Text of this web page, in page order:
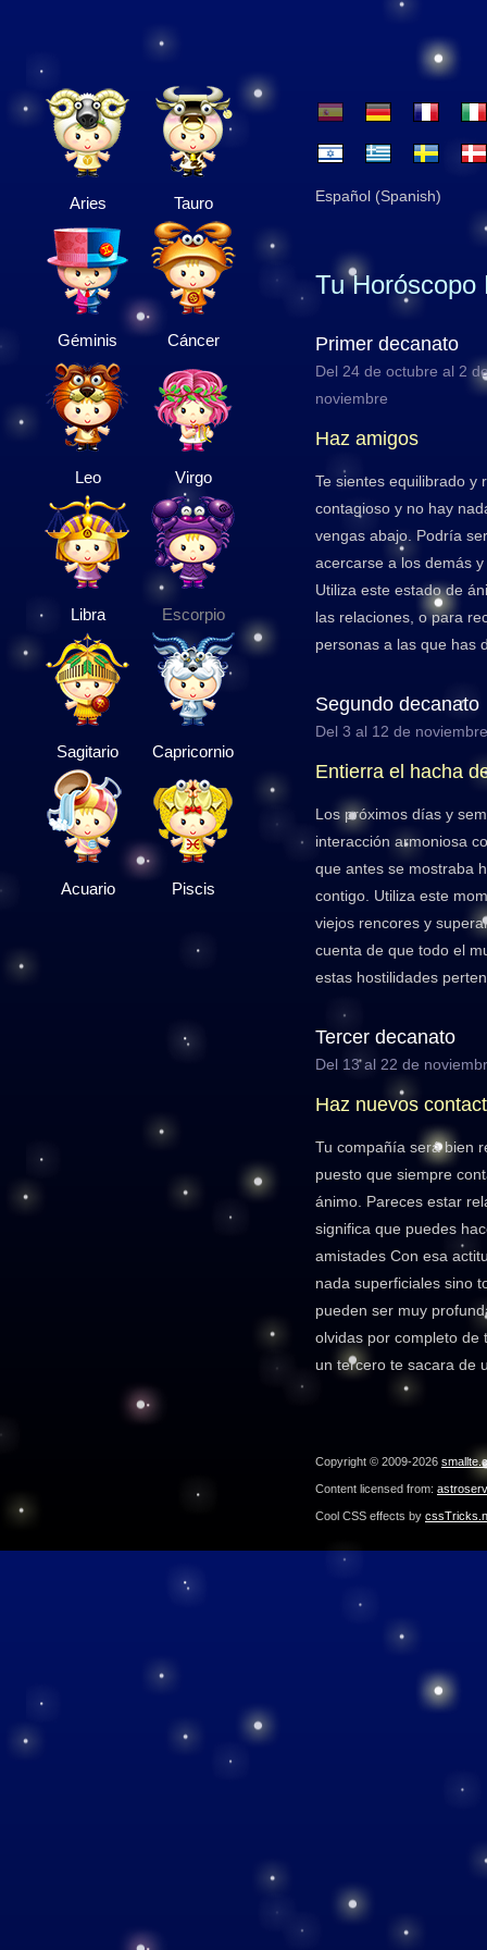
Aries Tauro
Géminis Cáncer
Leo Virgo
Libra Escorpio
Sagitario Capricornio
Acuario Piscis
Español (Spanish)
Tu Horóscopo
Primer decanato
Del 24 de octubre al 2
noviembre
Haz amigos
Te sientes equilibrado y
contagioso y no hay
vengas abajo. Podría
acercarse a los demás
Utiliza este estado de
las relaciones, o para
personas a las que has
Segundo decanato
Del 3 al 12 de noviembre
Entierra el hacha
Los próximos días y
interacción armoniosa
que antes se mostraba
contigo. Utiliza este
viejos rencores y
cuenta de que todo el
estas hostilidades
Tercer decanato
Del 13 al 22 de
Haz nuevos
Tu compañía será bien
puesto que siempre
ánimo. Pareces estar
significa que puedes
amistades Con esa
nada superficiales sino
pueden ser muy
olvidas por completo de
un tercero te sacara de
Copyright © 2009-2026
Content licensed from:
Cool CSS effects by